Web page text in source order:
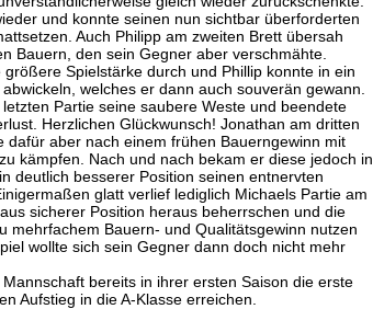
und konnte seinen nun sichtbar überforderten
Auch Philipp am zweiten Brett übersah
Bauern, den sein Gegner aber verschmähte.
Spielstärke durch und Phillip konnte in ein
welches er dann auch souverän gewann.
Partie seine saubere Weste und beendete
Herzlichen Glückwunsch! Jonathan am dritten
dafür aber nach einem frühen Bauerngewinn mit
kämpfen. Nach und nach bekam er diese jedoch in
deutlich besserer Position seinen entnervten
glatt verlief lediglich Michaels Partie am
sicherer Position heraus beherrschen und die
mehrfachem Bauern- und Qualitätsgewinn nutzen
wollte sich sein Gegner dann doch nicht mehr
bereits in ihrer ersten Saison die erste
Aufstieg in die A-Klasse erreichen.